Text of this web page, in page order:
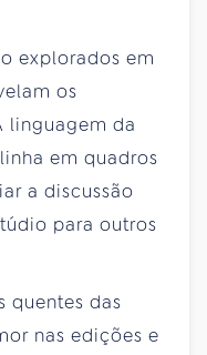
explorados em
os
linguagem da
em quadros
a discussão
para outros
quentes das
nas edições e